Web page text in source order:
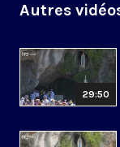
Autres
29:50